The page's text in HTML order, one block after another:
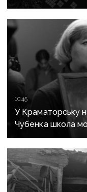
Костянтинівки
важливе за
10:45
У Краматорську
Чубенка школа
загиблого героя